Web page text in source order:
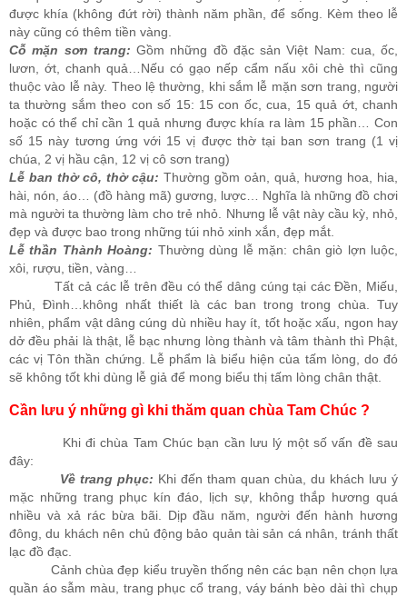
được khía (không đứt rời) thành năm phần, để sống. Kèm theo lễ
này cũng có thêm tiền vàng.
Cỗ mặn sơn trang: Gồm những đồ đặc sản Việt Nam: cua, ốc,
lươn, ớt, chanh quả…Nếu có gạo nếp cẩm nấu xôi chè thì cũng
thuộc vào lễ này. Theo lệ thường, khi sắm lễ mặn sơn trang, người
ta thường sắm theo con số 15: 15 con ốc, cua, 15 quả ớt, chanh
hoặc có thể chỉ cần 1 quả nhưng được khía ra làm 15 phần… Con
số 15 này tương ứng với 15 vị được thờ tại ban sơn trang (1 vị
chúa, 2 vị hầu cận, 12 vị cô sơn trang)
Lễ ban thờ cô, thờ cậu: Thường gồm oản, quả, hương hoa, hia,
hài, nón, áo… (đồ hàng mã) gương, lược… Nghĩa là những đồ chơi
mà người ta thường làm cho trẻ nhỏ. Nhưng lễ vật này cầu kỳ, nhỏ,
đẹp và được bao trong những túi nhỏ xinh xắn, đẹp mắt.
Lễ thần Thành Hoàng: Thường dùng lễ mặn: chân giò lợn luộc,
xôi, rượu, tiền, vàng…
Tất cả các lễ trên đều có thể dâng cúng tại các Đền, Miếu,
Phủ, Đình…không nhất thiết là các ban trong trong chùa. Tuy
nhiên, phẩm vật dâng cúng dù nhiều hay ít, tốt hoặc xấu, ngon hay
dở đều phải là thật, lễ bạc nhưng lòng thành và tâm thành thì Phật,
các vị Tôn thần chứng. Lễ phẩm là biểu hiện của tấm lòng, do đó
sẽ không tốt khi dùng lễ giả để mong biểu thị tấm lòng chân thật.
Cần lưu ý những gì khi thăm quan chùa Tam Chúc ?
Khi đi chùa Tam Chúc bạn cần lưu lý một số vấn đề sau
đây:
Về trang phục: Khi đến tham quan chùa, du khách lưu ý
mặc những trang phục kín đáo, lịch sự, không thắp hương quá
nhiều và xả rác bừa bãi. Dịp đầu năm, người đến hành hương
đông, du khách nên chủ động bảo quản tài sản cá nhân, tránh thất
lạc đồ đạc.
Cảnh chùa đẹp kiểu truyền thống nên các bạn nên chọn lựa
quần áo sẫm màu, trang phục cổ trang, váy bánh bèo dài thì chụp